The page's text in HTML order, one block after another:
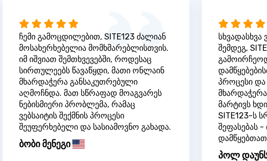
ჩემი გამოცდილებით, SITE123 ძალიან
მოსახერხებელია მომხმარებლისთვის.
იმ იშვიათ შემთხვევებში, როდესაც
სირთულეებს წავაწყდი, მათი ონლაინ
მხარდაჭერა განსაკუთრებული
აღმოჩნდა. მათ სწრაფად მოაგვარეს
ნებისმიერი პრობლემა, რამაც
ვებსაიტის შექმნის პროცესი
შეუფერხებელი და სასიამოვნო გახადა.
ბობი მენეგი
სხვადასხვა
შემდეგ,
პროცესი
მხარდაჭერა
მარტივს
SITE123-ს
შეფასებას
პოლ